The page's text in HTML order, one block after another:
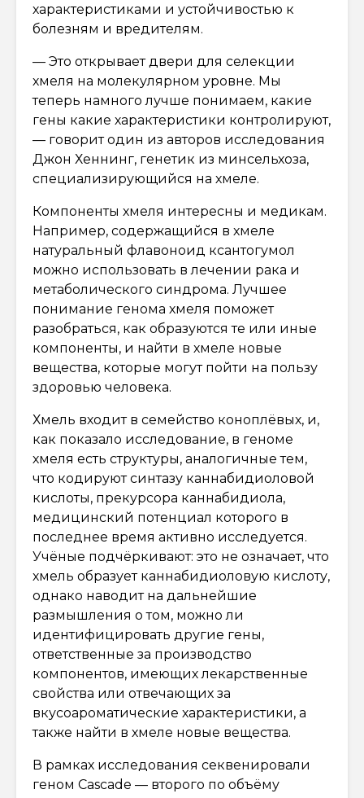
характеристиками и устойчивостью к
болезням и вредителям.
— Это открывает двери для селекции
хмеля на молекулярном уровне. Мы
теперь намного лучше понимаем, какие
гены какие характеристики контролируют,
— говорит один из авторов исследования
Джон Хеннинг, генетик из минсельхоза,
специализирующийся на хмеле.
Компоненты хмеля интересны и медикам.
Например, содержащийся в хмеле
натуральный флавоноид ксантогумол
можно использовать в лечении рака и
метаболического синдрома. Лучшее
понимание генома хмеля поможет
разобраться, как образуются те или иные
компоненты, и найти в хмеле новые
вещества, которые могут пойти на пользу
здоровью человека.
Хмель входит в семейство коноплёвых, и,
как показало исследование, в геноме
хмеля есть структуры, аналогичные тем,
что кодируют синтазу каннабидиоловой
кислоты, прекурсора каннабидиола,
медицинский потенциал которого в
последнее время активно исследуется.
Учёные подчёркивают: это не означает, что
хмель образует каннабидиоловую кислоту,
однако наводит на дальнейшие
размышления о том, можно ли
идентифицировать другие гены,
ответственные за производство
компонентов, имеющих лекарственные
свойства или отвечающих за
вкусоароматические характеристики, а
также найти в хмеле новые вещества.
В рамках исследования секвенировали
геном Cascade — второго по объёму